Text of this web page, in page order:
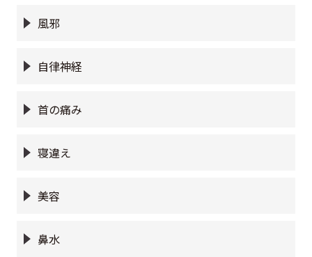
風邪
自律神経
首の痛み
寝違え
美容
鼻水